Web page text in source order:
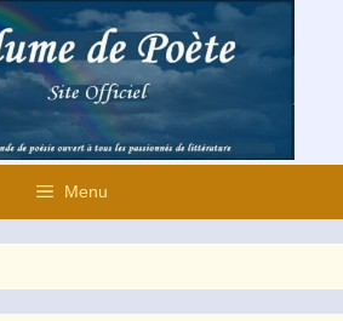
Menu